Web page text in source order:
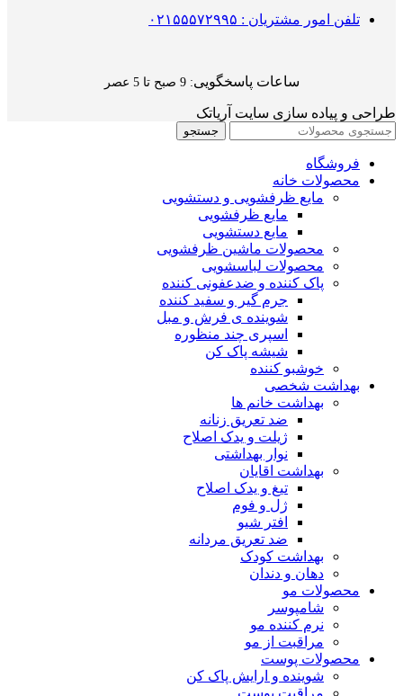
تلفن امور مشتریان : ۰۲۱۵۵۵۷۲۹۹۵
ساعات پاسخگویی: 9 صبح تا 5 عصر
طراحی و پیاده سازی سایت آریاتک
جستجو
فروشگاه
محصولات خانه
مایع ظرفشویی و دستشویی
مایع ظرفشویی
مایع دستشویی
محصولات ماشین ظرفشویی
محصولات لباسشویی
پاک کننده و ضدعفونی کننده
جرم گیر و سفید کننده
شوینده ی فرش و مبل
اسپری چند منظوره
شیشه پاک کن
خوشبو کننده
بهداشت شخصی
بهداشت خانم ها
ضد تعریق زنانه
ژیلت و یدک اصلاح
نوار بهداشتی
بهداشت اقایان
تیغ و یدک اصلاح
ژل و فوم
افتر شیو
ضد تعریق مردانه
بهداشت کودک
دهان و دندان
محصولات مو
شامپوسر
نرم کننده مو
مراقبت از مو
محصولات پوست
شوینده و ارایش پاک کن
مراقبت پوست